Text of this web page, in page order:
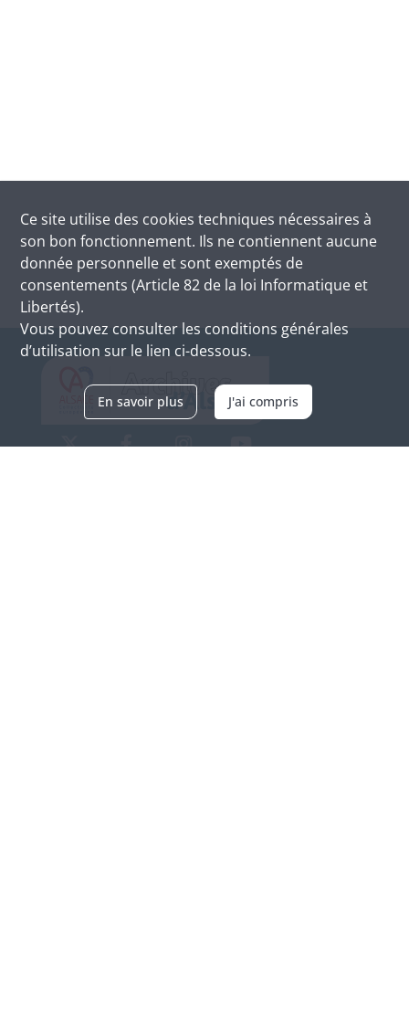
Ce site utilise des cookies techniques nécessaires à
son bon fonctionnement. Ils ne contiennent aucune
donnée personnelle et sont exemptés de
consentements (Article 82 de la loi Informatique et
Libertés).
Vous pouvez consulter les conditions générales
d’utilisation sur le lien ci-dessous.
En savoir plus J'ai compris